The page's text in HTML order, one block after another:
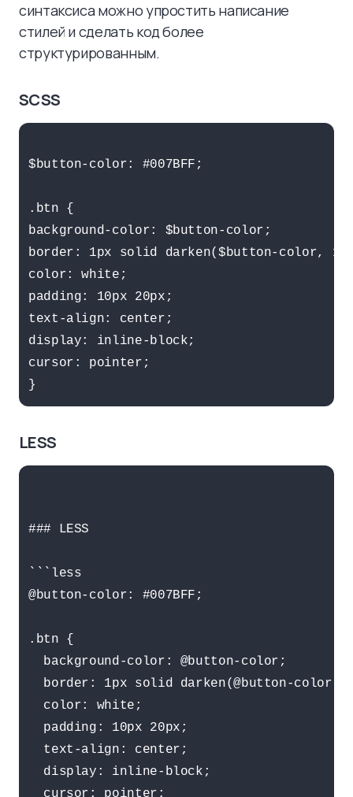
синтаксиса можно упростить написание
стилей и сделать код более
структурированным.
SCSS
$button-color: #007BFF;
.btn {
background-color: $button-color;
border: 1px solid darken($button-color,
color: white;
padding: 10px 20px;
text-align: center;
display: inline-block;
cursor: pointer;
LESS
### LESS
```less
@button-color: #007BFF;
.btn {
  background-color: @button-color;
border: 1px solid darken(@button-color,
  color: white;
  padding: 10px 20px;
  text-align: center;
  display: inline-block;
  cursor: pointer;